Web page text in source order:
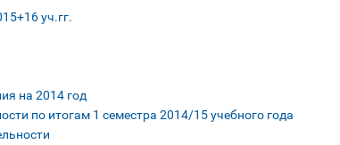
уч.гг.
на 2014 год
по итогам 1 семестра 2014/15 учебного года